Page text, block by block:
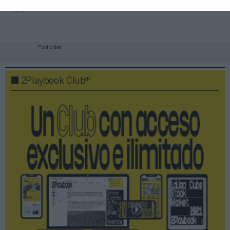
Publicidad
2Playbook Club2P